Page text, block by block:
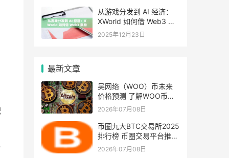
从游戏分发到 AI 经济：
XWorld 如何借 Web3 激
励之力重写价值分配？
2025年12月23日
最新文章
吴网络（WOO）币未来
价格预测 了解WOO币的
潜力与前景如何？
2026年07月08日
币圈九大BTC交易所2025
排行榜 币圈交易平台推荐
大全
2026年07月08日